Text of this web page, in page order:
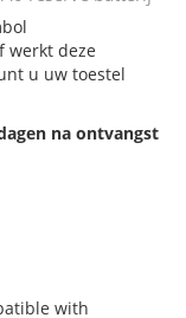
werkt deze
u uw toestel
na ontvangst
with